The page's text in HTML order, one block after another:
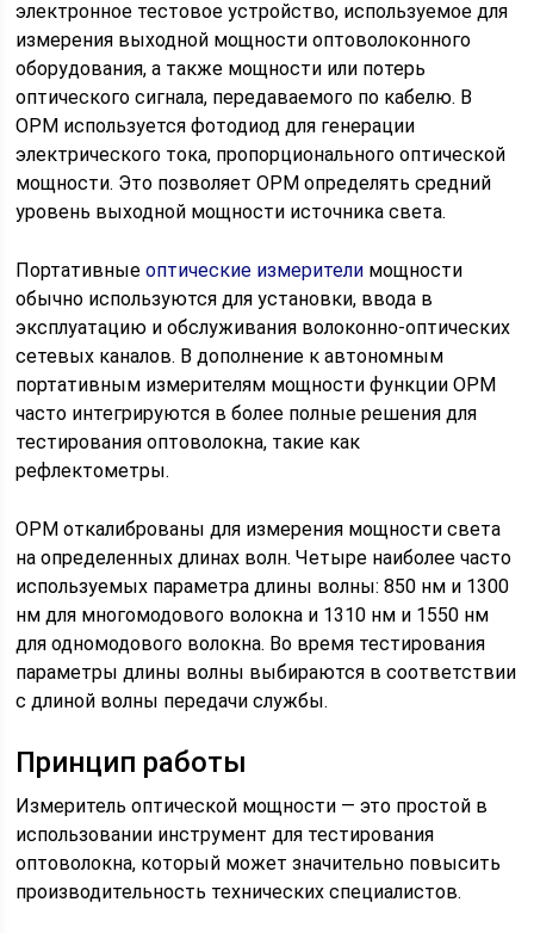
электронное тестовое устройство, используемое для
измерения выходной мощности оптоволоконного
оборудования, а также мощности или потерь
оптического сигнала, передаваемого по кабелю. В
OPM используется фотодиод для генерации
электрического тока, пропорционального оптической
мощности. Это позволяет OPM определять средний
уровень выходной мощности источника света.
Портативныеоптические измерители мощности
обычно используются для установки, ввода в
эксплуатацию и обслуживания волоконно-оптических
сетевых каналов. В дополнение к автономным
портативным измерителям мощности функции OPM
часто интегрируются в более полные решения для
тестирования оптоволокна, такие как
рефлектометры.
OPM откалиброваны для измерения мощности света
на определенных длинах волн. Четыре наиболее часто
используемых параметра длины волны: 850 нм и 1300
нм для многомодового волокна и 1310 нм и 1550 нм
для одномодового волокна. Во время тестирования
параметры длины волны выбираются в соответствии
с длиной волны передачи службы.
Принцип работы
Измеритель оптической мощности — это простой в
использовании инструмент для тестирования
оптоволокна, который может значительно повысить
производительность технических специалистов.